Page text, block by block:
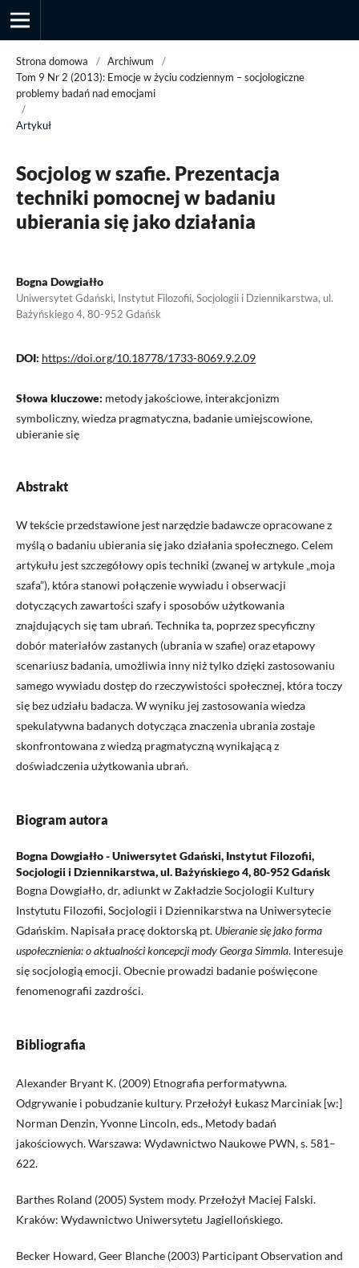
Strona domowa / Archiwum
/
Tom 9 Nr 2 (2013): Emocje w życiu codziennym – socjologiczne
problemy badań nad emocjami
/
Artykuł
Socjolog w szafie. Prezentacja
techniki pomocnej w badaniu
ubierania się jako działania
Bogna Dowgiałło
Uniwersytet Gdański, Instytut Filozofii, Socjologii i Dziennikarstwa, ul.
Bażyńskiego 4, 80-952 Gdańsk
DOI: https://doi.org/10.18778/1733-8069.9.2.09
Słowa kluczowe: metody jakościowe, interakcjonizm
symboliczny, wiedza pragmatyczna, badanie umiejscowione,
ubieranie się
Abstrakt
W tekście przedstawione jest narzędzie badawcze opracowane z
myślą o badaniu ubierania się jako działania społecznego. Celem
artykułu jest szczegółowy opis techniki (zwanej w artykule „moja
szafa”), która stanowi połączenie wywiadu i obserwacji
dotyczących zawartości szafy i sposobów użytkowania
znajdujących się tam ubrań. Technika ta, poprzez specyficzny
dobór materiałów zastanych (ubrania w szafie) oraz etapowy
scenariusz badania, umożliwia inny niż tylko dzięki zastosowaniu
samego wywiadu dostęp do rzeczywistości społecznej, która toczy
się bez udziału badacza. W wyniku jej zastosowania wiedza
spekulatywna badanych dotycząca znaczenia ubrania zostaje
skonfrontowana z wiedzą pragmatyczną wynikającą z
doświadczenia użytkowania ubrań.
Biogram autora
Bogna Dowgiałło - Uniwersytet Gdański, Instytut Filozofii,
Socjologii i Dziennikarstwa, ul. Bażyńskiego 4, 80-952 Gdańsk
Bogna Dowgiałło, dr, adiunkt w Zakładzie Socjologii Kultury
Instytutu Filozofii, Socjologii i Dziennikarstwa na Uniwersytecie
Gdańskim. Napisała pracę doktorską pt. Ubieranie się jako forma
uspołecznienia: o aktualności koncepcji mody Georga Simmla. Interesuje
się socjologią emocji. Obecnie prowadzi badanie poświęcone
fenomenografii zazdrości.
Bibliografia
Alexander Bryant K. (2009) Etnografia performatywna.
Odgrywanie i pobudzanie kultury. Przełożył Łukasz Marciniak [w:]
Norman Denzin, Yvonne Lincoln, eds., Metody badań
jakościowych. Warszawa: Wydawnictwo Naukowe PWN, s. 581–
622.
Barthes Roland (2005) System mody. Przełożył Maciej Falski.
Kraków: Wydawnictwo Uniwersytetu Jagiellońskiego.
Becker Howard, Geer Blanche (2003) Participant Observation and